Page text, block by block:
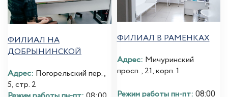
ФИЛИАЛ НА
ДОБРЫНИНСКОЙ
Адрес: Погорельский пер.,
5, стр. 2
ФИЛИАЛ В РАМЕНКАХ
Адрес: Мичуринский
просп., 21, корп. 1
Режим работы пн-пт: 08:00